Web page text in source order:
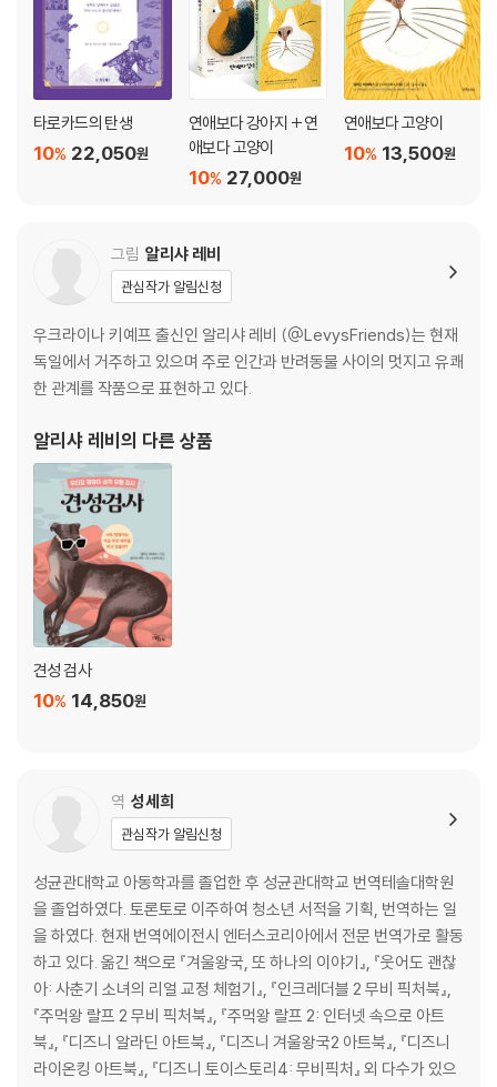
타로카드의 탄생
22,050원
10%
연애보다 강아지 + 연
애보다 고양이
27,000원
10%
연애보다 고양이
13,500원
10%
그림 알리샤 레비
관심작가 알림신청
우크라이나 키예프 출신인 알리샤 레비 (@LevysFriends)는 현재
독일에서 거주하고 있으며 주로 인간과 반려동물 사이의 멋지고 유쾌
한 관계를 작품으로 표현하고 있다.
알리샤 레비 의 다른 상품
견성 검사
14,850원
10%
역 성세희
관심작가 알림신청
성균관대학교 아동학과를 졸업한 후 성균관대학교 번역테솔대학원
을 졸업하였다. 토론토로 이주하여 청소년 서적을 기획, 번역하는 일
을 하였다. 현재 번역에이전시 엔터스코리아에서 전문 번역가로 활동
하고 있다. 옮긴 책으로 『겨울왕국, 또 하나의 이야기』, 『웃어도 괜찮
아: 사춘기 소녀의 리얼 교정 체험기』, 『인크레더블 2 무비 픽처북』,
『주먹왕 랄프 2 무비 픽처북』, 『주먹왕 랄프 2: 인터넷 속으로 아트
북』, 『디즈니 알라딘 아트북』, 『디즈니 겨울왕국2 아트북』, 『디즈니
라이온킹 아트북』, 『디즈니 토이스토리4: 무비픽처』 외 다수가 있으